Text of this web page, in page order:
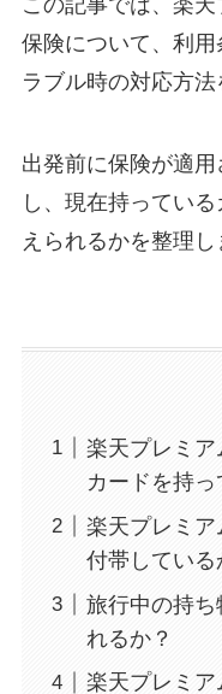
この記事では、楽
保険について、利
ラブル時の対応方法
出発前に保険が適
し、現在持ってい
えられるかを整理し
楽天プレミ
カードを持
楽天プレミ
付帯している
旅行中の持ち
れるか？
楽天プレミ